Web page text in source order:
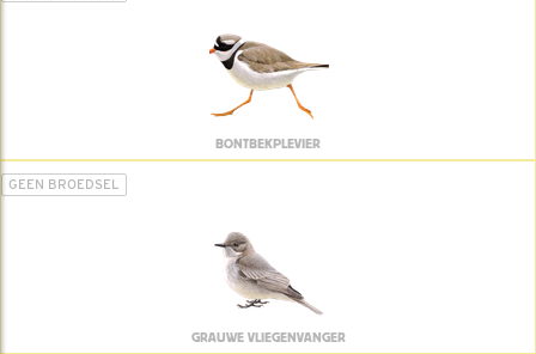
BONTBEKPLEVIER
GEEN BROEDSEL
GRAUWE VLIEGENVANGER